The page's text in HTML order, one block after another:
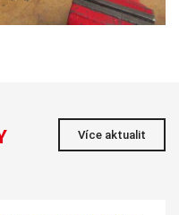
Více aktualit